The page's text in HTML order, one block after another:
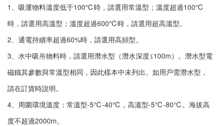
1、吸運物料溫度低于100℃時，請選用常溫型；溫度超過100℃
時，請選用高溫型；溫度超過600℃時，請選用超高溫型。
2、通電持續率超過60%時，請選用高頻型。
3、水中吸吊物料時，請選用潛水型（潛水深度≤100m）。潛水型電
磁鐵其參數與常溫型相同，因此樣本中未列出。如用戶需潛水型，
請在訂貨時說明。
4、周圍環境溫度：常溫型-5℃-40℃，高溫型-5℃-80℃。海拔高
度不超過2000m。